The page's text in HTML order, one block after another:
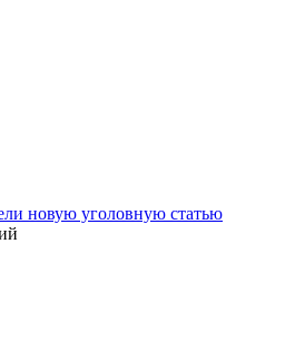
новую уголовную статью